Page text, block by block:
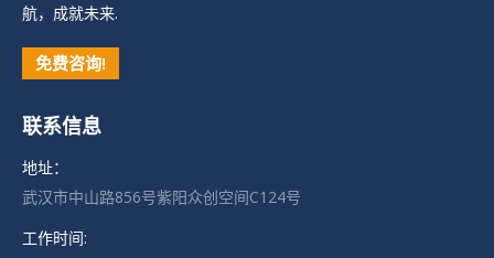
航，成就未来.
免费咨询!
联系信息
地址：
武汉市中山路856号紫阳众创空间C124号
工作时间: